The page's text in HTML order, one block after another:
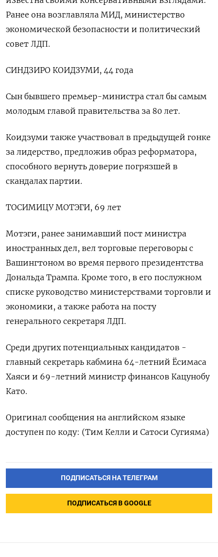
Ранее она возглавляла МИД, министерство
экономической безопасности и политический
совет ЛДП.
СИНДЗИРО КОИДЗУМИ, 44 года
Сын бывшего премьер-министра стал бы самым
молодым главой правительства за 80 лет.
Коидзуми также участвовал в предыдущей гонке
за лидерство, предложив образ реформатора,
способного вернуть доверие погрязшей в
скандалах партии.
ТОСИМИЦУ МОТЭГИ, 69 лет
Мотэги, ранее занимавший пост министра
иностранных дел, вел торговые переговоры с
Вашингтоном во время первого президентства
Дональда Трампа. Кроме того, в его послужном
списке руководство министерствами торговли и
экономики, а также работа на посту
генерального секретаря ЛДП.
Среди других потенциальных кандидатов -
главный секретарь кабмина 64-летний Ёсимаса
Хаяси и 69-летний министр финансов Кацунобу
Като.
Оригинал сообщения на английском языке
доступен по коду: (Тим Келли и Сатоси Сугияма)
ПОДПИСАТЬСЯ НА ТЕЛЕГРАМ
ПОДПИСАТЬСЯ В GOOGLE